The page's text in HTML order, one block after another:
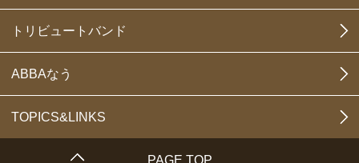
トリビュートバンド
ABBAなう
TOPICS&LINKS